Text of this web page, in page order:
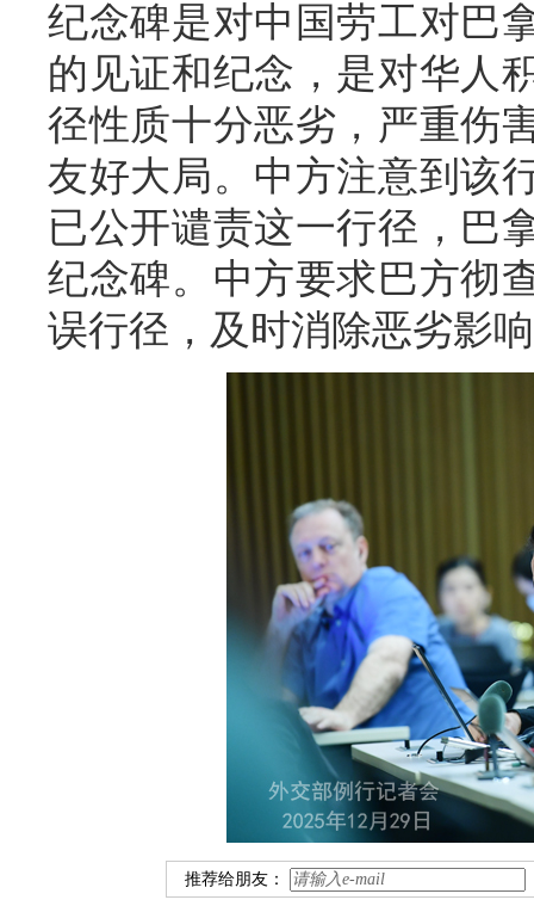
纪念碑是对中国劳工对巴
的见证和纪念，是对华人
径性质十分恶劣，严重伤
友好大局。中方注意到该
已公开谴责这一行径，巴
纪念碑。中方要求巴方彻
误行径，及时消除恶劣影
推荐给朋友：